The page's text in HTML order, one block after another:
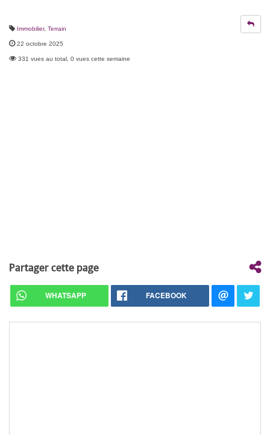
Immobilier, Terrain
22 octobre 2025
331 vues au total, 0 vues cette semaine
Partager cette page
WHATSAPP FACEBOOK